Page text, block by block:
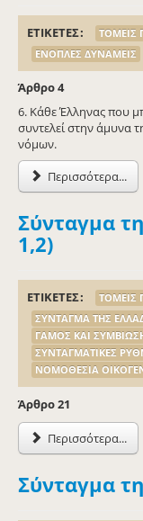
ΕΤΙΚΕΤΕΣ ΤΟΜΕΙΣ
ΕΝΟΠΛΕΣ ΔΥΝΑΜΕΙΣ
Άρθρο 4
6. Κάθε Έλληνας που
συντελεί στην άμυνα
νόμων.
Περισσότερα...
Σύνταγμα
1,2)
ΕΤΙΚΕΤΕΣ ΤΟΜΕΙΣ
ΣΥΝΤΑΓΜΑ ΤΗΣ
ΓΑΜΟΣ ΚΑΙ
ΣΥΝΤΑΓΜΑΤΙΚΕΣ
ΝΟΜΟΘΕΣΙΑ
Άρθρo 21
Περισσότερα...
Σύνταγμα